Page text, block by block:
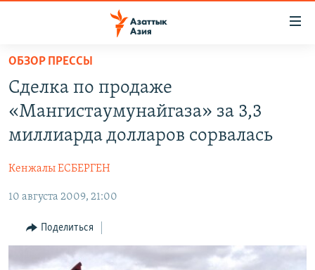
Вернуться
основному
содержанию
главной
Вернутся
поиску
НОВОСТИ
ВОЙНА В УКРАИНЕ
КЫРГЫЗЧА
ЎЗБЕКЧА
Все сайты РСЕ/РС
ОБЗОР ПРЕССЫ
Сделка по продаже
«Мангистаумунайгаза» за 3,3
миллиарда долларов сорвалась
Кенжалы ЕСБЕРГЕН
10 августа 2009, 21:00
Поделиться